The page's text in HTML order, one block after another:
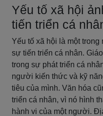
Yếu tố xã hội
tiến triển cá
Yếu tố xã hội là một
sự tiến triển cá nhân.
trong sự phát triển cá
người kiến thức và kỹ
tiêu của mình. Văn hóa
triển cá nhân, vì nó hình
hành vi của một người.